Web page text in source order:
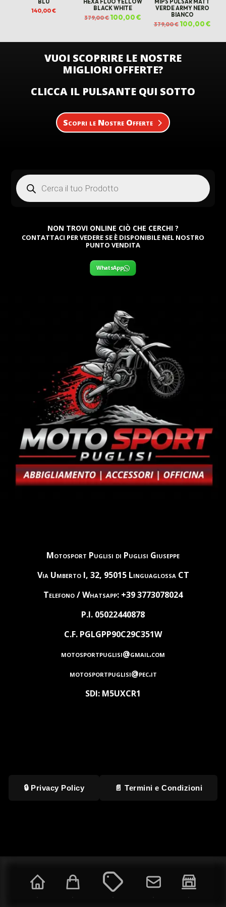
BLU
140,00€
HEXA FLUO YELLOW
BLACK WHITE
379,00€Il
prezzo
100,00€
prezzo
attuale
MIPS PULSAR MATT
VERDE ARMY NERO
BIANCO
379,00€ Il
prezzo
379,00 €.
100,00€Il
VUOI SCOPRIRE LE NOSTRE
MIGLIORI OFFERTE?
CLICCA IL PULSANTE QUI SOTTO
Scopri le Nostre Offerte
Products
search
NON TROVI ONLINE CIÒ CHE CERCHI ?
CONTATTACI PER VEDERE SE È DISPONIBILE NEL NOSTRO
PUNTO VENDITA
WhatsApp
Motosport Puglisi di Puglisi Giuseppe
Via Umberto I, 32, 95015 Linguaglossa CT
Telefono / Whatsapp: +39 3773078024
P.I. 05022440878
C.F. PGLGPP90C29C351W
motosportpuglisi@gmail.com
motosportpuglisi@pec.it
SDI: M5UXCR1
🔒 Privacy Policy 📄 Termini e Condizioni